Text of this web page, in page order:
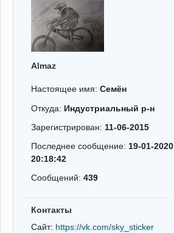
Almaz
Настоящее имя:Семён
Откуда: Индустриальный р-н
Зарегистрирован: 11-06-2015
Последнее сообщение: 19-01-2020
20:18:42
Сообщений:439
Контакты
Сайт: https://vk.com/sky_sticker